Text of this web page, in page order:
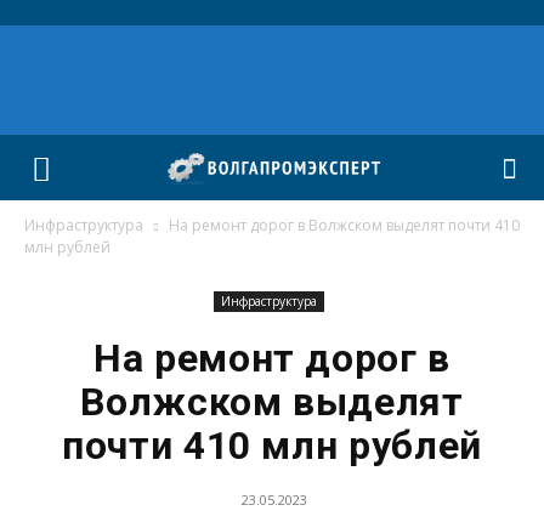
Инфраструктура
На ремонт дорог в Волжском выделят почти 410
млн рублей
Инфраструктура
На ремонт дорог в
Волжском выделят
почти 410 млн рублей
23.05.2023